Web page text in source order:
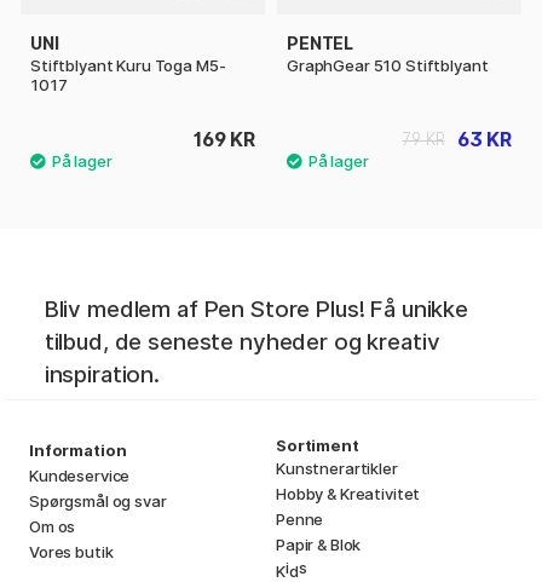
UNI
Stiftblyant Kuru Toga M5-
1017
169 KR
PENTEL
GraphGear 510 Stiftblyant
63 KR
79 KR
Bliv medlem af Pen Store Plus! Få unikke
tilbud, de seneste nyheder og kreativ
inspiration.
Information
Kundeservice
Spørgsmål og svar
Om os
Vores butik
Sortiment
Kunstnerartikler
Hobby & Kreativitet
Penne
Papir & Blok
Kids